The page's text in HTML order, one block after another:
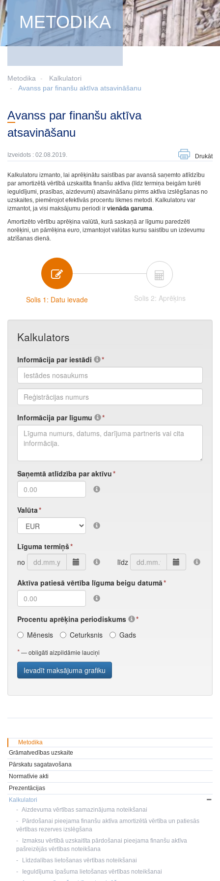
METODIKA
Metodika
Kalkulatori
Avanss par finanšu aktīva atsavināšanu
Avanss par finanšu aktīva
atsavināšanu
Izveidots : 02.08.2019. Drukāt
Kalkulatoru izmanto, lai aprēķinātu saistības par avansā saņemto atlīdzību
par amortizētā vērtībā uzskaitīta finanšu aktīva (līdz termiņa beigām turēti
ieguldījumi, prasības, aizdevumi) atsavināšanu pirms aktīva izslēgšanas no
uzskaites, piemērojot efektīvās procentu likmes metodi. Kalkulatoru var
izmantot, ja visi maksājumu periodi ir vienāda garuma.
Amortizēto vērtību aprēķina valūtā, kurā saskaņā ar līgumu paredzēti
norēķini, un pārrēķina euro, izmantojot valūtas kursu saistību un izdevumu
atzīšanas dienā.
Metodika
Grāmatvedības uzskaite
Pārskatu sagatavošana
Normatīvie akti
Prezentācijas
Kalkulatori
Aizdevuma vērtības samazinājuma noteikšanai
Pārdošanai pieejama finanšu aktīva amortizētā vērtība un patiesās
vērtības rezerves izslēgšana
Izmaksu vērtībā uzskaitīta pārdošanai pieejama finanšu aktīva
pašreizējās vērtības noteikšana
Līdzdalības lietošanas vērtības noteikšanai
Ieguldījuma īpašuma lietošanas vērtības noteikšanai